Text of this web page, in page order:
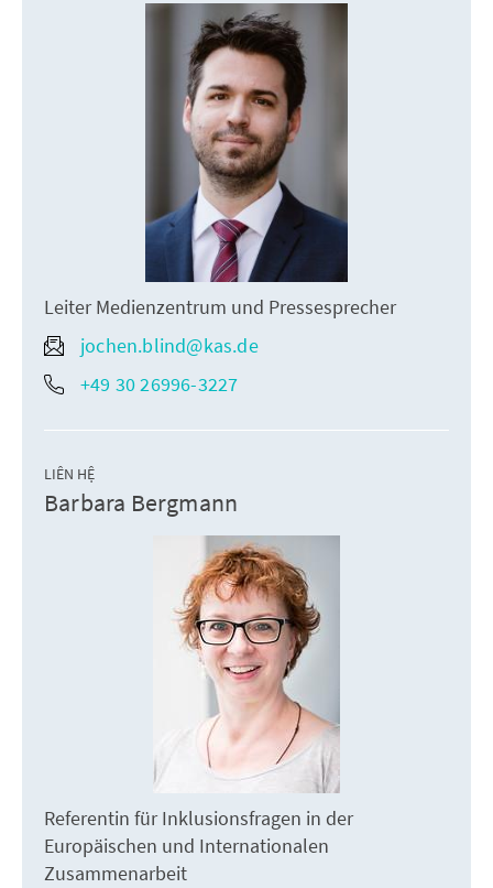
Leiter Medienzentrum und Pressesprecher
jochen.blind@kas.de
+49 30 26996-3227
LIÊN HỆ
Barbara Bergmann
Referentin für Inklusionsfragen in der
Europäischen und Internationalen
Zusammenarbeit